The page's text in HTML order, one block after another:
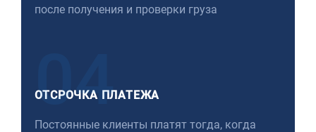
после получения и проверки груза
04
ОТСРОЧКА ПЛАТЕЖА
Постоянные клиенты платят тогда, когда